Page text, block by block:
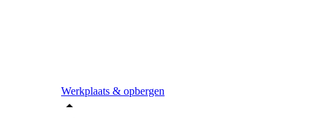
Werkplaats & opbergen